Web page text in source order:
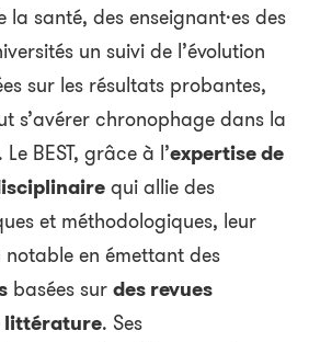
la santé, des enseignant·es des
un suivi de l’évolution
sur les résultats probantes,
s’avérer chronophage dans la
BEST, grâce à l’expertise de
qui allie des
et méthodologiques, leur
en émettant des
basées surdes revues
littérature. Ses